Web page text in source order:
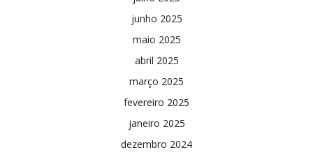
junho 2025
maio 2025
abril 2025
março 2025
fevereiro 2025
janeiro 2025
dezembro 2024